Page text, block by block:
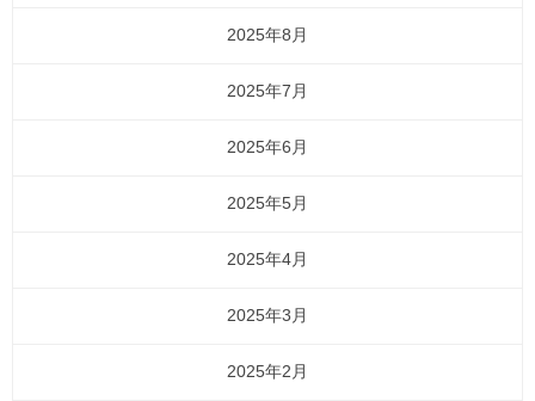
2025年8月
2025年7月
2025年6月
2025年5月
2025年4月
2025年3月
2025年2月